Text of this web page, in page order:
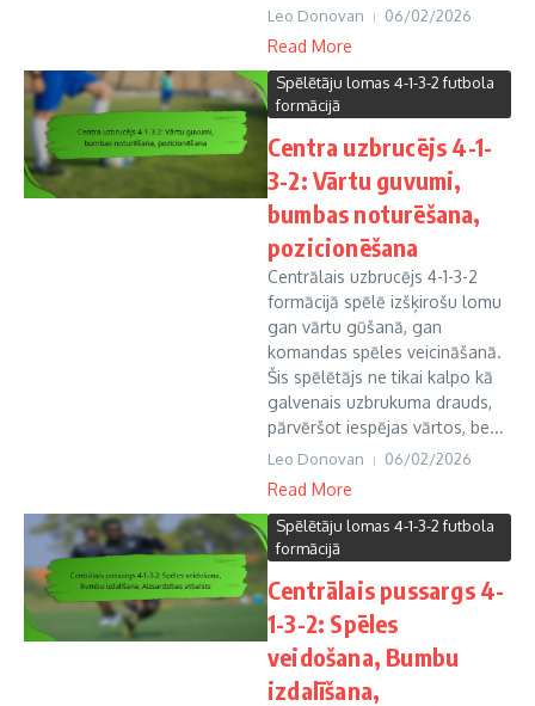
Leo Donovan 06/02/2026
Read More
Spēlētāju lomas 4-1-3-2 futbola
formācijā
Centra uzbrucējs 4-1-
3-2: Vārtu guvumi,
bumbas noturēšana,
pozicionēšana
Centrālais uzbrucējs 4-1-3-2
formācijā spēlē izšķirošu lomu
gan vārtu gūšanā, gan
komandas spēles veicināšanā.
Šis spēlētājs ne tikai kalpo kā
galvenais uzbrukuma drauds,
pārvēršot iespējas vārtos, be...
Leo Donovan 06/02/2026
Read More
Spēlētāju lomas 4-1-3-2 futbola
formācijā
Centrālais pussargs 4-
1-3-2: Spēles
veidošana, Bumbu
izdalīšana,